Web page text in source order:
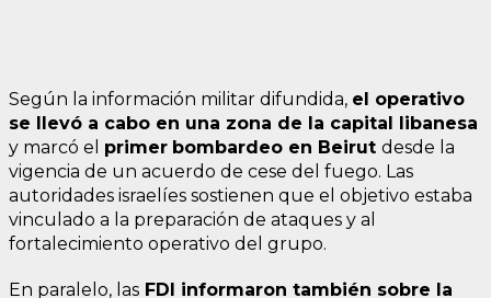
Según la información militar difundida, el operativo
se llevó a cabo en una zona de la capital libanesa
y marcó el primer bombardeo en Beirut desde la
vigencia de un acuerdo de cese del fuego. Las
autoridades israelíes sostienen que el objetivo estaba
vinculado a la preparación de ataques y al
fortalecimiento operativo del grupo.
En paralelo, las FDI informaron también sobre la